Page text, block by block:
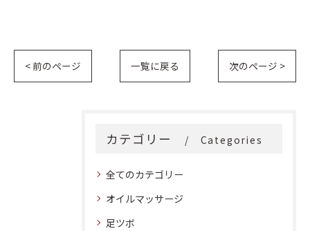
< 前のページ 一覧に戻る 次のページ >
カテゴリー Categories
全てのカテゴリー
オイルマッサージ
足ツボ